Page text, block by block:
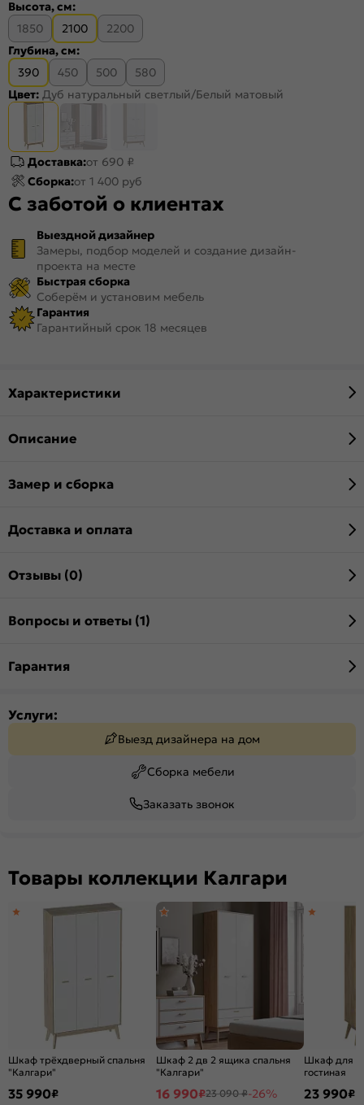
Высота, см:
1850
2100
2200
Глубина, см:
390
450 500
580
Цвет: Дуб натуральный светлый/Белый матовый
Доставка:от 690 ₽
Сборка:от 1 400 руб
С заботой о клиентах
Выездной дизайнер
Замеры, подбор моделей и создание дизайн-
проекта на месте
Быстрая сборка
Соберём и установим мебель
Гарантия
Гарантийный срок 18 месяцев
Характеристики
Описание
Замер и сборка
Доставка и оплата
Отзывы (0)
Вопросы и ответы (1)
Гарантия
Услуги:
Выезд дизайнера на дом
Сборка мебели
Заказать звонок
Товары коллекции Калгари
Шкаф трёхдверный спальня
"Калгари"
35 990₽
Шкаф 2 дв 2 ящика спальня
"Калгари"
16 990₽23 090 ₽-26%
Шкаф для
гостиная
23 990₽